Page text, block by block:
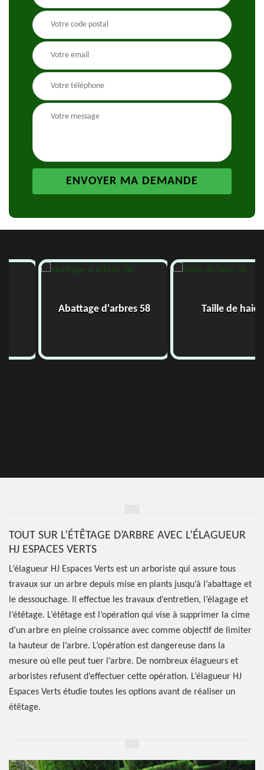
Abattage d'arbres 58 Taille de haie
TOUT SUR L’ÉTÊTAGE D’ARBRE AVEC L’ÉLAGUEUR
HJ ESPACES VERTS
L’élagueur HJ Espaces Verts est un arboriste qui assure tous
travaux sur un arbre depuis mise en plants jusqu’à l’abattage et
le dessouchage. Il effectue les travaux d’entretien, l’élagage et
l’étêtage. L’étêtage est l’opération qui vise à supprimer la cime
d’un arbre en pleine croissance avec comme objectif de limiter
la hauteur de l’arbre. L’opération est dangereuse dans la
mesure où elle peut tuer l’arbre. De nombreux élagueurs et
arboristes refusent d’effectuer cette opération. L’élagueur HJ
Espaces Verts étudie toutes les options avant de réaliser un
étêtage.